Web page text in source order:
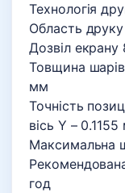
Технологія
Область
Дозвіл екрану
Товщина
мм
Точність
вісь Y –
Максимальна
год